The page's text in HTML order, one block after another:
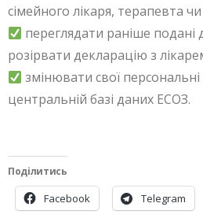
сімейного лікаря, терапевта
переглядати раніше подані
розірвати декларацію з
змінювати свої персональні
центральній базі даних ЕСОЗ.
Поділитись
Facebook Telegram